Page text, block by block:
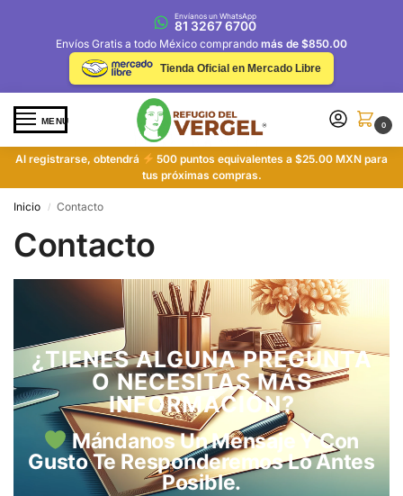
Envíanos un WhatsApp
81 3267 6700
Envíos Gratis a todo México comprando más de $850.00
Tienda Oficial en Mercado Libre
MENU 0
Al registrarse, obtendrá
500 puntos equivalentes a $25.00 MXN para
tus próximas compras.
Inicio / Contacto
Contacto
¿TIENES ALGUNA PREGUNTA
O NECESITAS MÁS
INFORMACIÓN?
Mándanos Un Mensaje Y Con
Gusto Te Responderemos Lo Antes
Posible.